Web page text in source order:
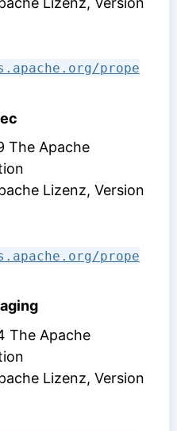
prope
The Apache
Lizenz, Version
prope
The Apache
Lizenz, Version